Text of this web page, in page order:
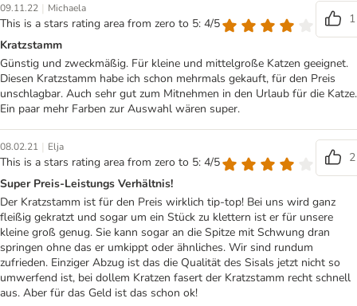
09.11.22 | Michaela
This is a stars rating area from zero to 5: 4/5
1
Kratzstamm
Günstig und zweckmäßig. Für kleine und mittelgroße Katzen geeignet.
Diesen Kratzstamm habe ich schon mehrmals gekauft, für den Preis
unschlagbar. Auch sehr gut zum Mitnehmen in den Urlaub für die Katze.
Ein paar mehr Farben zur Auswahl wären super.
08.02.21 | Elja
This is a stars rating area from zero to 5: 4/5
2
Super Preis-Leistungs Verhältnis!
Der Kratzstamm ist für den Preis wirklich tip-top! Bei uns wird ganz
fleißig gekratzt und sogar um ein Stück zu klettern ist er für unsere
kleine groß genug. Sie kann sogar an die Spitze mit Schwung dran
springen ohne das er umkippt oder ähnliches. Wir sind rundum
zufrieden. Einziger Abzug ist das die Qualität des Sisals jetzt nicht so
umwerfend ist, bei dollem Kratzen fasert der Kratzstamm recht schnell
aus. Aber für das Geld ist das schon ok!